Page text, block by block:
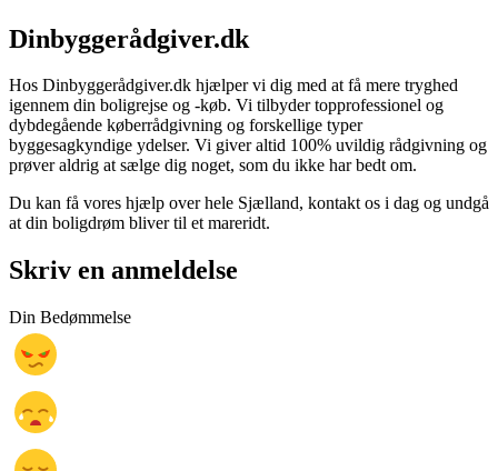
Dinbyggerådgiver.dk
Hos Dinbyggerådgiver.dk hjælper vi dig med at få mere tryghed
igennem din boligrejse og -køb. Vi tilbyder topprofessionel og
dybdegående køberrådgivning og forskellige typer
byggesagkyndige ydelser. Vi giver altid 100% uvildig rådgivning og
prøver aldrig at sælge dig noget, som du ikke har bedt om.
Du kan få vores hjælp over hele Sjælland, kontakt os i dag og undgå
at din boligdrøm bliver til et mareridt.
Skriv en anmeldelse
Din Bedømmelse